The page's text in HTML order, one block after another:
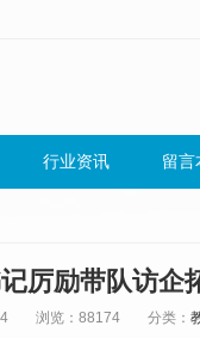
行业资讯 留言
厉励带队访企
浏览：88174 分类：